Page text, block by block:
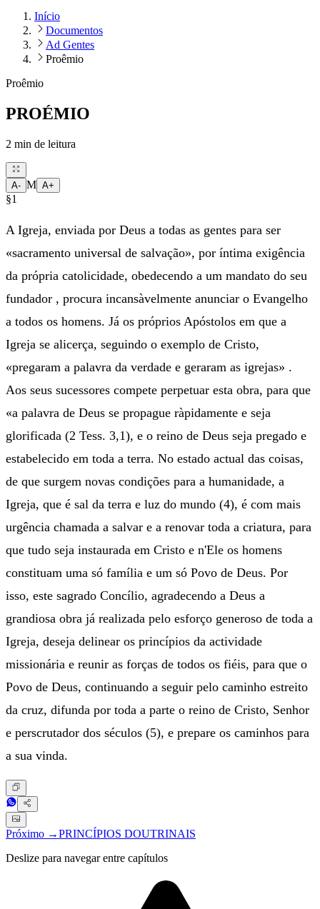
Início
Documentos
Ad Gentes
Proêmio
Proêmio
PROÉMIO
2 min de leitura
A- M A+
§1
A Igreja, enviada por Deus a todas as gentes para ser
«sacramento universal de salvação», por íntima exigência
da própria catolicidade, obedecendo a um mandato do seu
fundador , procura incansàvelmente anunciar o Evangelho
a todos os homens. Já os próprios Apóstolos em que a
Igreja se alicerça, seguindo o exemplo de Cristo,
«pregaram a palavra da verdade e geraram as igrejas» .
Aos seus sucessores compete perpetuar esta obra, para que
«a palavra de Deus se propague ràpidamente e seja
glorificada (2 Tess. 3,1), e o reino de Deus seja pregado e
estabelecido em toda a terra. No estado actual das coisas,
de que surgem novas condições para a humanidade, a
Igreja, que é sal da terra e luz do mundo (4), é com mais
urgência chamada a salvar e a renovar toda a criatura, para
que tudo seja instaurada em Cristo e n'Ele os homens
constituam uma só família e um só Povo de Deus. Por
isso, este sagrado Concílio, agradecendo a Deus a
grandiosa obra já realizada pelo esforço generoso de toda a
Igreja, deseja delinear os princípios da actividade
missionária e reunir as forças de todos os fiéis, para que o
Povo de Deus, continuando a seguir pelo caminho estreito
da cruz, difunda por toda a parte o reino de Cristo, Senhor
e perscrutador dos séculos (5), e prepare os caminhos para
a sua vinda.
Próximo →PRINCÍPIOS DOUTRINAIS
Deslize para navegar entre capítulos